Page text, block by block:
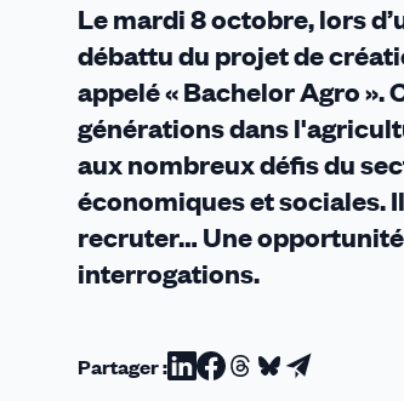
privé
Le mardi 8 octobre, lors
débattu du projet de
appelé « Bachelor Agro ».
générations dans
aux nombreux défis du
économiques et sociales.
recruter… Une
interrogations.
Partager :Partager
Partager
Partager
Partager
Partager